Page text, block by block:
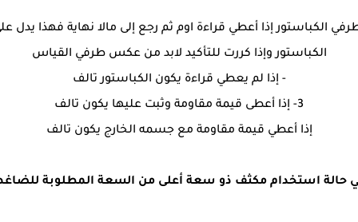
الكباستور إذا أعطي قراءة اوم ثم رجع إلى مالا نهاية فهذا يدل
الكباستور وإذا كررت للتأكيد لابد من عكس طرفي القياس
- إذا لم يعطي قراءة يكون الكباستور تالف
3- إذا أعطى قيمة مقاومة وثبت عليها يكون تالف
إذا أعطي قيمة مقاومة مع جسمه الخارج يكون تالف
حالة استخدام مكثف ذو سعة أعلى من السعة المطلوبة